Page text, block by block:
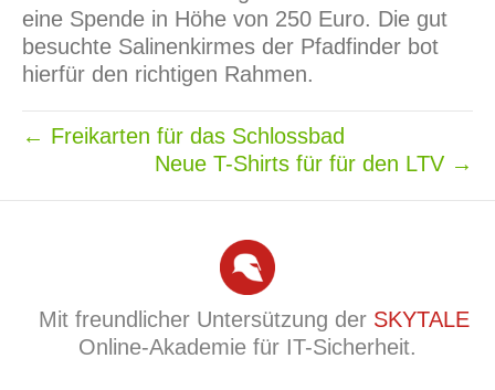
eine Spende in Höhe von 250 Euro. Die gut
besuchte Salinenkirmes der Pfadfinder bot
hierfür den richtigen Rahmen.
← Freikarten für das Schlossbad
Neue T-Shirts für für den LTV →
Mit freundlicher Untersützung der SKYTALE
Online-Akademie für IT-Sicherheit.